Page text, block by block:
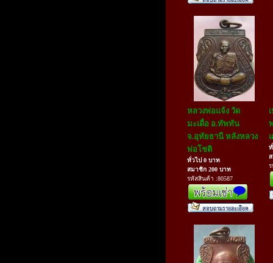
หลวงพ่อแจ้ง วัด
มะเดื่อ อ.ทัพทัน
จ.อุทัยธานี หลังหลวง
พ่อโชติ
ทั่วไป 0 บาท
สมาชิก 200 บาท
รหัสสินค้า :80587